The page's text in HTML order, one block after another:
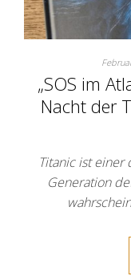
„SOS im
Nacht der
Titanic ist
Generation